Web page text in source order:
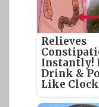
Relieves
Instantly!
Drink &
Like